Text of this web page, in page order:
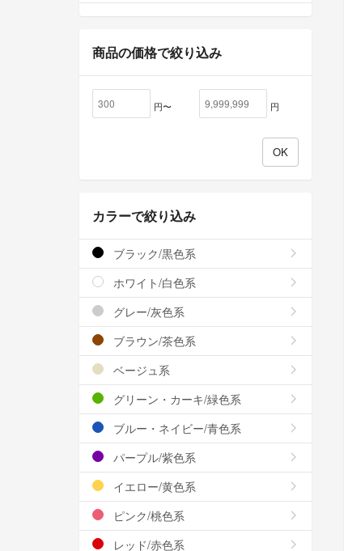
商品の価格で絞り込み
円〜 円
カラーで絞り込み
ブラック/黒色系
ホワイト/白色系
グレー/灰色系
ブラウン/茶色系
ベージュ系
グリーン・カーキ/緑色系
ブルー・ネイビー/青色系
パープル/紫色系
イエロー/黄色系
ピンク/桃色系
レッド/赤色系